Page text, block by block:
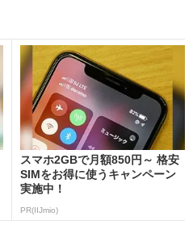
スマホ2GBで月額850円～ 格安
SIMをお得に使うキャンペーン
実施中！
PR(IIJmio)